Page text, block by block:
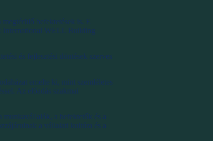
befektetések is. E
International WELL Building
és fejlesztési döntések szerves
emelte ki, mint szemléletes
Az előadás szakmai
munkavállalók, a befektetők és a
a vállalati kultúra és a